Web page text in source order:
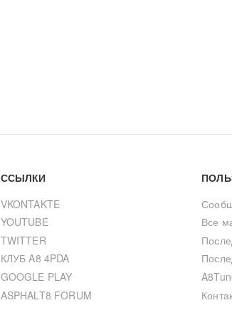
ССЫЛКИ
VKONTAKTE
YOUTUBE
TWITTER
КЛУБ A8 4PDA
GOOGLE PLAY
ASPHALT8 FORUM
Все